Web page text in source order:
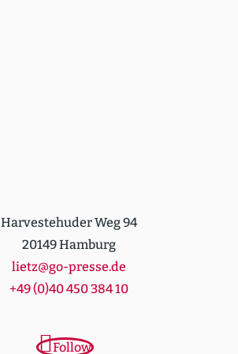
Harvestehuder Weg 94
20149 Hamburg
lietz@go-presse.de
+49 (0)40 450 384 10
Follow